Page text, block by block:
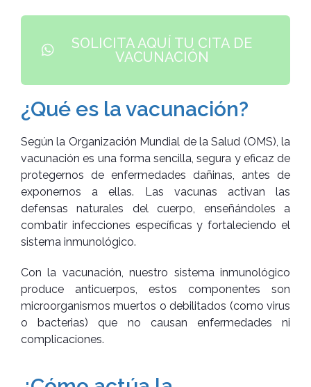
SOLICITA AQUÍ TU CITA DE
VACUNACIÓN
¿Qué es la vacunación?
Según la Organización Mundial de la Salud (OMS), la
vacunación es una forma sencilla, segura y eficaz de
protegernos de enfermedades dañinas, antes de
exponernos a ellas. Las vacunas activan las
defensas naturales del cuerpo, enseñándoles a
combatir infecciones específicas y fortaleciendo el
sistema inmunológico.
Con la vacunación, nuestro sistema inmunológico
produce anticuerpos, estos componentes son
microorganismos muertos o debilitados (como virus
o bacterias) que no causan enfermedades ni
complicaciones.